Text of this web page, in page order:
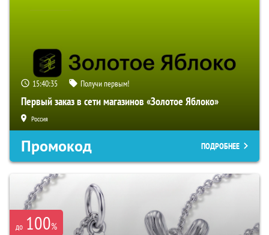
15:40:34 Получи первым!
Первый заказ в сети магазинов «Золотое Яблоко»
Россия
Промокод ПОДРОБНЕЕ
до 100%